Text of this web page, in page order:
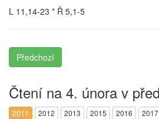
L 11,14-23 * Ř 5,1-5
Předchozí
Čtení na 4. února v
2011 2012 2013 2015 2016 2017